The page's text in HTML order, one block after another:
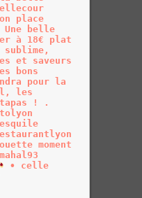
• celle